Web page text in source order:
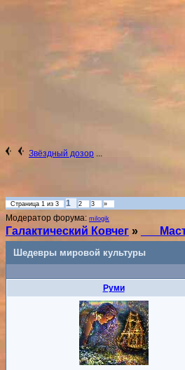
Звёздный дозор ...
Страница 1 из 3 1 2 3 »
Модератор форума: milogik
Галактический Ковчег »
Шедевры мировой культуры
Руми